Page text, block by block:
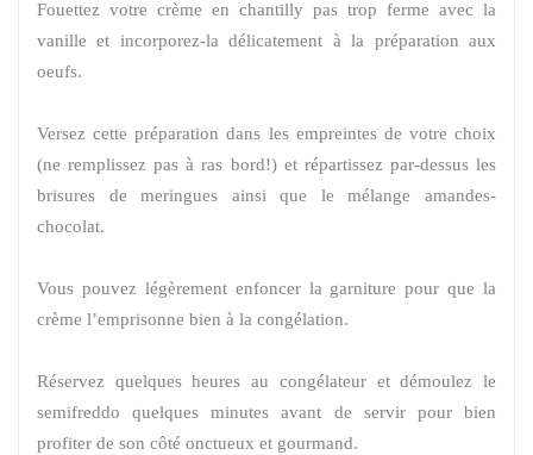
Fouettez votre crème en chantilly pas trop ferme avec la
vanille et incorporez-la délicatement à la préparation aux
oeufs.
Versez cette préparation dans les empreintes de votre choix
(ne remplissez pas à ras bord!) et répartissez par-dessus les
brisures de meringues ainsi que le mélange amandes-
chocolat.
Vous pouvez légèrement enfoncer la garniture pour que la
crème l’emprisonne bien à la congélation.
Réservez quelques heures au congélateur et démoulez le
semifreddo quelques minutes avant de servir pour bien
profiter de son côté onctueux et gourmand.